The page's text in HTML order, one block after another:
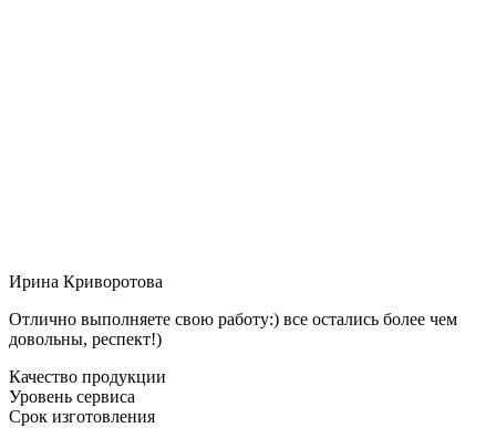
Ирина Криворотова
Отлично выполняете свою работу:) все остались более чем
довольны, респект!)
Качество продукции
Уровень сервиса
Срок изготовления